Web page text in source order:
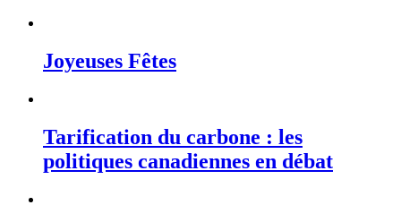
Joyeuses Fêtes
Tarification du carbone : les
politiques canadiennes en débat